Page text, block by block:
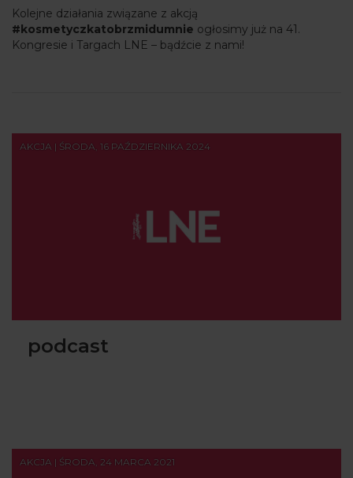
Kolejne działania związane z akcją
#kosmetyczkatobrzmidumnie ogłosimy już na 41.
Kongresie i Targach LNE – bądźcie z nami!
AKCJA | ŚRODA, 16 PAŹDZIERNIKA 2024
podcast
AKCJA | ŚRODA, 24 MARCA 2021